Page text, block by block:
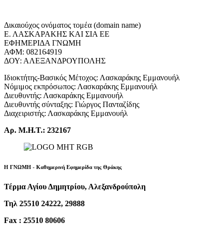
Δικαιούχος ονόματος τομέα (domain name)
Ε. ΛΑΣΚΑΡΑΚΗΣ ΚΑΙ ΣΙΑ ΕΕ
ΕΦΗΜΕΡΙΔΑ ΓΝΩΜΗ
ΑΦΜ: 082164919
ΔΟΥ: ΑΛΕΞΑΝΔΡΟΥΠΟΛΗΣ
Ιδιοκτήτης-Βασικός Μέτοχος: Λασκαράκης Εμμανουήλ
Νόμιμος εκπρόσωπος: Λασκαράκης Εμμανουήλ
Διευθυντής: Λασκαράκης Εμμανουήλ
Διευθυντής σύνταξης: Γιώργος Πανταζίδης
Διαχειριστής: Λασκαράκης Εμμανουήλ
Αρ. Μ.Η.Τ.: 232167
Η ΓΝΩΜΗ - Καθημερινή Εφημερίδα της Θράκης
Τέρμα Αγίου Δημητρίου, Αλεξανδρούπολη
Τηλ 25510 24222, 29888
Fax : 25510 80606